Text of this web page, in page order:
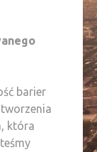
barier
która